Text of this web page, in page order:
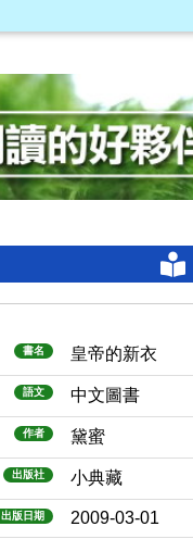
書名 皇帝的新衣
語文 中文圖書
作者 黛蜜
出版社 小典藏
出版日期 2009-03-01